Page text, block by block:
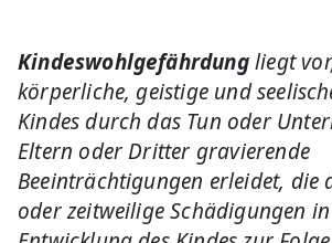
Kindeswohlgefährdungliegt
körperliche, geistige und
Kindes durch das Tun oder
Eltern oder Dritter gravierende
Beeinträchtigungen erleidet, die
oder zeitweilige Schädigungen